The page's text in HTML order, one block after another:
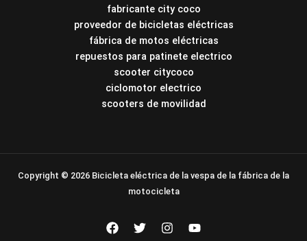
fabricante city coco
proveedor de bicicletas eléctricas
fábrica de motos eléctricas
repuestos para patinete electrico
scooter citycoco
ciclomotor electrico
scooters de movilidad
Copyright © 2026 Bicicleta eléctrica de la vespa de la fábrica de la
motocicleta